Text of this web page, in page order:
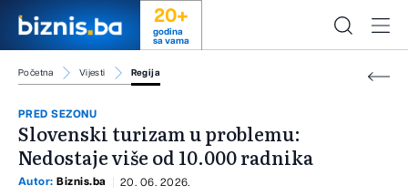
20+
godina
sa vama
Početna Vijesti Regija
PRED SEZONU
Slovenski turizam u problemu:
Nedostaje više od 10.000 radnika
Autor: Biznis.ba 20. 06. 2026.